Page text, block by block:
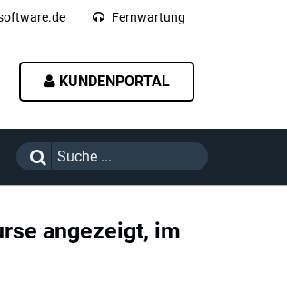
Fernwartung
KUNDENPORTAL
angezeigt, im